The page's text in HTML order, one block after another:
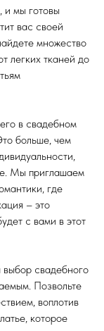
и мы готовы
вас своей
множество
легких тканей до
в свадебном
больше, чем
Мы приглашаем
где
– это
с вами в этот
свадебного
Позвольте
воплотив
которое